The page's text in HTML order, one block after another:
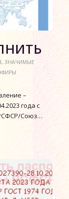
,ЗНАЧИМЫЕ
–
года с
Союз…